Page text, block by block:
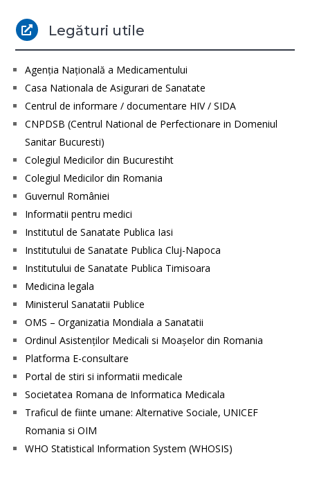
 Legături utile
Agenţia Naţională a Medicamentului
Casa Nationala de Asigurari de Sanatate
Centrul de informare / documentare HIV / SIDA
CNPDSB (Centrul National de Perfectionare in Domeniul
Sanitar Bucuresti)
Colegiul Medicilor din Bucurestiht
Colegiul Medicilor din Romania
Guvernul României
Informatii pentru medici
Institutul de Sanatate Publica Iasi
Institutului de Sanatate Publica Cluj-Napoca
Institutului de Sanatate Publica Timisoara
Medicina legala
Ministerul Sanatatii Publice
OMS – Organizatia Mondiala a Sanatatii
Ordinul Asistenţilor Medicali si Moaşelor din Romania
Platforma E-consultare
Portal de stiri si informatii medicale
Societatea Romana de Informatica Medicala
Traficul de fiinte umane: Alternative Sociale, UNICEF
Romania si OIM
WHO Statistical Information System (WHOSIS)